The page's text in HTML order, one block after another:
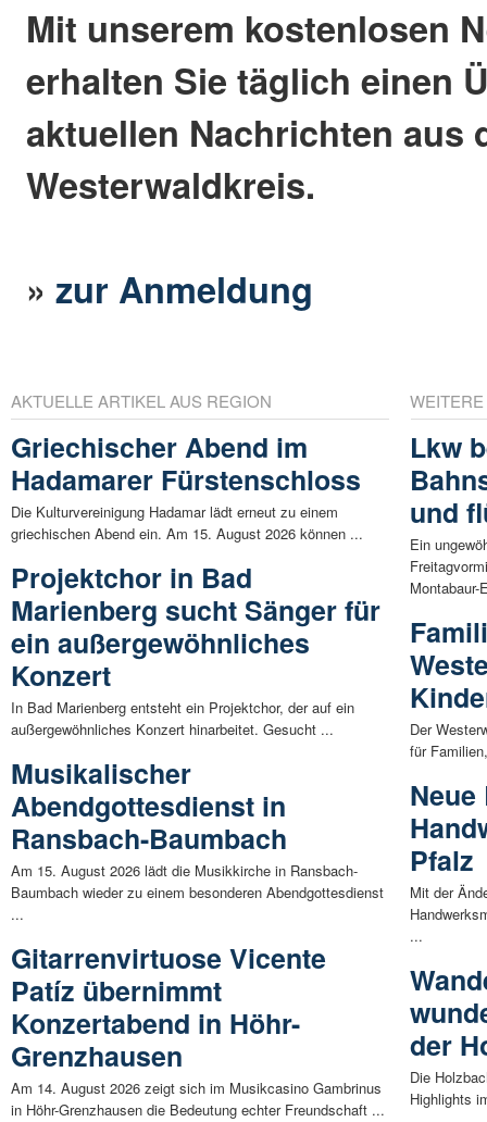
Mit unserem kostenlosen
erhalten Sie täglich einen
aktuellen Nachrichten aus
Westerwaldkreis.
»zur Anmeldung
AKTUELLE ARTIKEL AUS REGION
Griechischer Abend im
Hadamarer Fürstenschloss
Die Kulturvereinigung Hadamar lädt erneut zu einem
griechischen Abend ein. Am 15. August 2026 können ...
Projektchor in Bad
Marienberg sucht Sänger für
ein außergewöhnliches
Konzert
In Bad Marienberg entsteht ein Projektchor, der auf ein
außergewöhnliches Konzert hinarbeitet. Gesucht ...
Musikalischer
Abendgottesdienst in
Ransbach-Baumbach
Am 15. August 2026 lädt die Musikkirche in Ransbach-
Baumbach wieder zu einem besonderen Abendgottesdienst
...
Gitarrenvirtuose Vicente
Patíz übernimmt
Konzertabend in Höhr-
Grenzhausen
Am 14. August 2026 zeigt sich im Musikcasino Gambrinus
in Höhr-Grenzhausen die Bedeutung echter Freundschaft ...
Lkw
und
Ein
Montabaur-
Der
für
Pfalz
Mit der
...
der
Die
Highlights